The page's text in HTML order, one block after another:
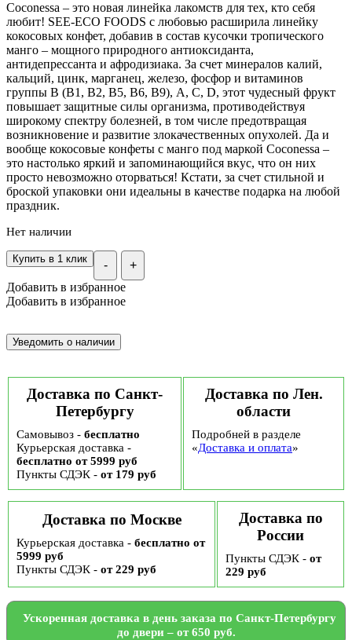
Coconessa – это новая линейка лакомств для тех, кто себя
любит! SEE-ECO FOODS с любовью расширила линейку
кокосовых конфет, добавив в состав кусочки тропического
манго – мощного природного антиоксиданта,
антидепрессанта и афродизиака. За счет минералов калий,
кальций, цинк, марганец, железо, фосфор и витаминов
группы В (В1, В2, В5, В6, В9), А, С, D, этот чудесный фрукт
повышает защитные силы организма, противодействуя
широкому спектру болезней, в том числе предотвращая
возникновение и развитие злокачественных опухолей. Да и
вообще кокосовые конфеты с манго под маркой Coconessa –
это настолько яркий и запоминающийся вкус, что он них
просто невозможно оторваться! Кстати, за счет стильной и
броской упаковки они идеальны в качестве подарка на любой
праздник.
Нет наличии
- +
Купить в 1 клик
Добавить в избранное
Добавить в избранное
Доставка по Санкт-
Петербургу
Самовывоз - бесплатно
Курьерская доставка -
бесплатно от 5999 руб
Пункты СДЭК - от 179 руб
Доставка по Лен.
области
Подробней в разделе
«Доставка и оплата»
Доставка по Москве
Курьерская доставка - бесплатно от
5999 руб
Пункты СДЭК - от 229 руб
Доставка по
России
Пункты СДЭК - от
229 руб
Ускоренная доставка в день заказа по Санкт-Петербургу
до двери – от 650 руб.